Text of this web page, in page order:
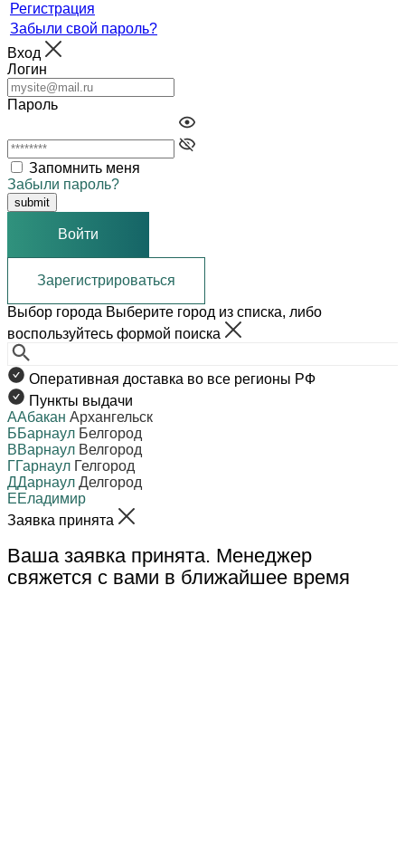
Регистрация
Забыли свой пароль?
Вход
Логин
Пароль
Запомнить меня
Забыли пароль?
Войти
Зарегистрироваться
Выбор города Выберите город из списка, либо
воспользуйтесь формой поиска
Оперативная доставка во все регионы РФ
Пункты выдачи
ААбакан Архангельск
ББарнаул Белгород
ВВарнаул Велгород
ГГарнаул Гелгород
ДДарнаул Делгород
ЕЕладимир
Заявка принята
Ваша заявка принята. Менеджер
свяжется с вами в ближайшее время